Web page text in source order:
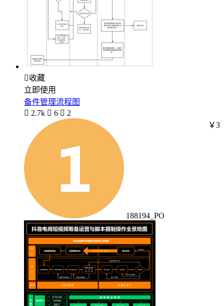
收藏
立即使用
备件管理流程图
 2.7k  6  2
188194_PO
￥3